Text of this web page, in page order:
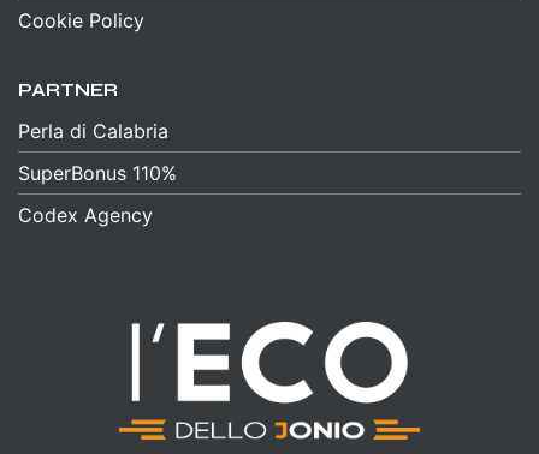
Cookie Policy
PARTNER
Perla di Calabria
SuperBonus 110%
Codex Agency